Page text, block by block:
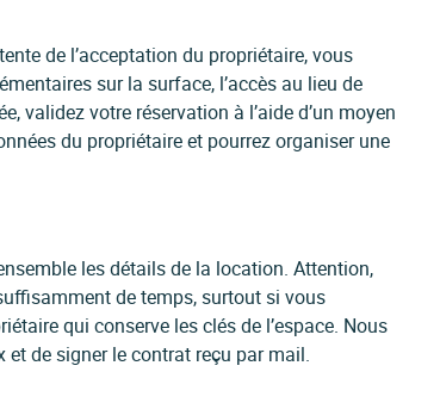
de l’acceptation du propriétaire, vous
sur la surface, l’accès au lieu de
validez votre réservation à l’aide d’un moyen
du propriétaire et pourrez organiser une
les détails de la location. Attention,
de temps, surtout si vous
qui conserve les clés de l’espace. Nous
de signer le contrat reçu par mail.